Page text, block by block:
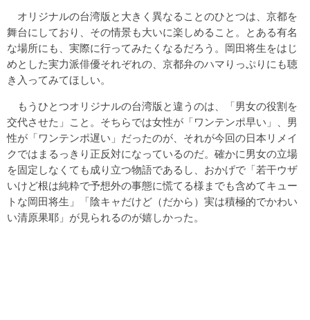
オリジナルの台湾版と大きく異なることのひとつは、京都を
舞台にしており、その情景も大いに楽しめること。とある有名
な場所にも、実際に行ってみたくなるだろう。岡田将生をはじ
めとした実力派俳優それぞれの、京都弁のハマりっぷりにも聴
き入ってみてほしい。
もうひとつオリジナルの台湾版と違うのは、「男女の役割を
交代させた」こと。そちらでは女性が「ワンテンポ早い」、男
性が「ワンテンポ遅い」だったのが、それが今回の日本リメイ
クではまるっきり正反対になっているのだ。確かに男女の立場
を固定しなくても成り立つ物語であるし、おかげで「若干ウザ
いけど根は純粋で予想外の事態に慌てる様までも含めてキュー
トな岡田将生」「陰キャだけど（だから）実は積極的でかわい
い清原果耶」が見られるのが嬉しかった。